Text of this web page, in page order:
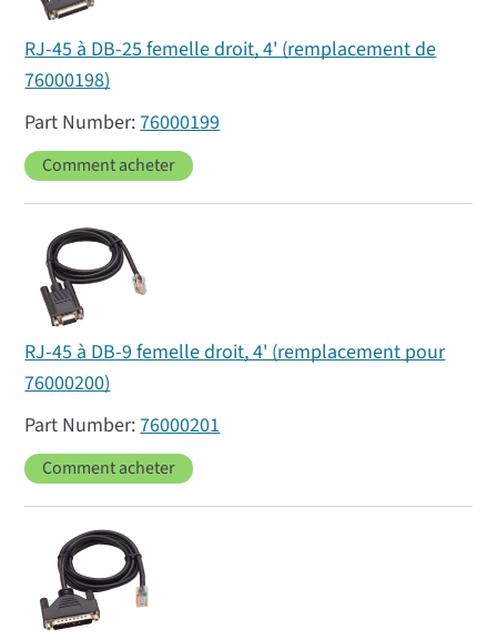
RJ-45 à DB-25 femelle droit, 4' (remplacement de
76000198)
76000199
Comment acheter
RJ-45 à DB-9 femelle droit, 4' (remplacement pour
76000200)
76000201
Comment acheter